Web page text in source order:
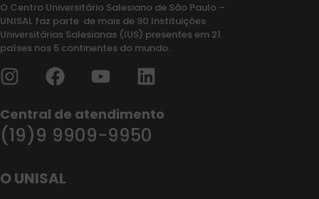
O Centro Universitário Salesiano de São Paulo –
UNISAL faz parte de mais de 90 Instituições
Universitárias Salesianas (IUS) presentes em 21
países nos 5 continentes do mundo.
Central de atendimento
(19)9 9909-9950
O UNISAL